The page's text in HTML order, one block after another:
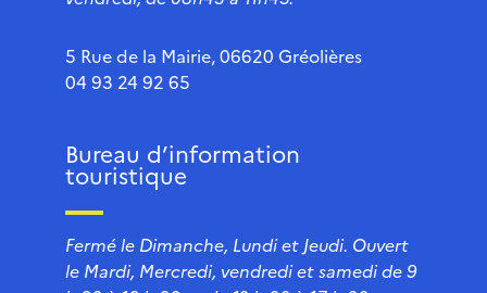
5 Rue de la Mairie, 06620 Gréolières
04 93 24 92 65
Bureau d’information
touristique
Fermé le Dimanche, Lundi et Jeudi. Ouvert
le Mardi, Mercredi, vendredi et samedi de 9